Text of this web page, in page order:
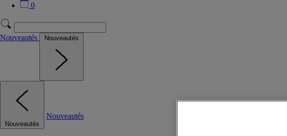
0
Nouveautés Nouveautés
Nouveautés
Nouveautés